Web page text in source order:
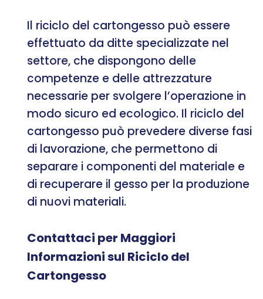
Il riciclo del cartongesso può essere
effettuato da ditte specializzate nel
settore, che dispongono delle
competenze e delle attrezzature
necessarie per svolgere l’operazione in
modo sicuro ed ecologico. Il riciclo del
cartongesso può prevedere diverse fasi
di lavorazione, che permettono di
separare i componenti del materiale e
di recuperare il gesso per la produzione
di nuovi materiali.
Contattaci per Maggiori
Informazioni sul Riciclo del
Cartongesso